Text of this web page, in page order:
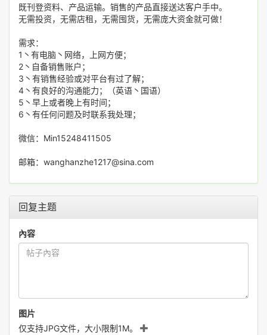
既刊登资料、产品运输。销售的产品直接送达客户手中。
无需投资，无需店租，无需囤货，无需庞大资金就可做！
需求：
1丶有电脑丶网络，上网方便；
2丶自备销售账户；
3丶有销售经验或对平台有过了解；
4丶有良好的沟通能力；（英语丶国语）
5丶早上或者晚上有时间；
6丶有任何问题及时联系我处理；
微信：Min15248411505
邮箱：wanghanzhe1217@sina.com
回复主题
內容
图片
仅支持JPG文件，大小限制1M。